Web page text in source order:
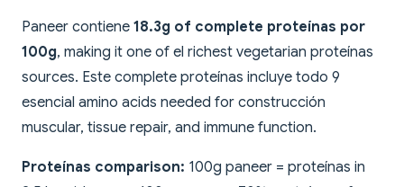
Paneer contiene 18.3g of complete proteínas por
100g, making it one of el richest vegetarian proteínas
sources. Este complete proteínas incluye todo 9
esencial amino acids needed for construcción
muscular, tissue repair, and immune function.
Proteínas comparison: 100g paneer = proteínas in